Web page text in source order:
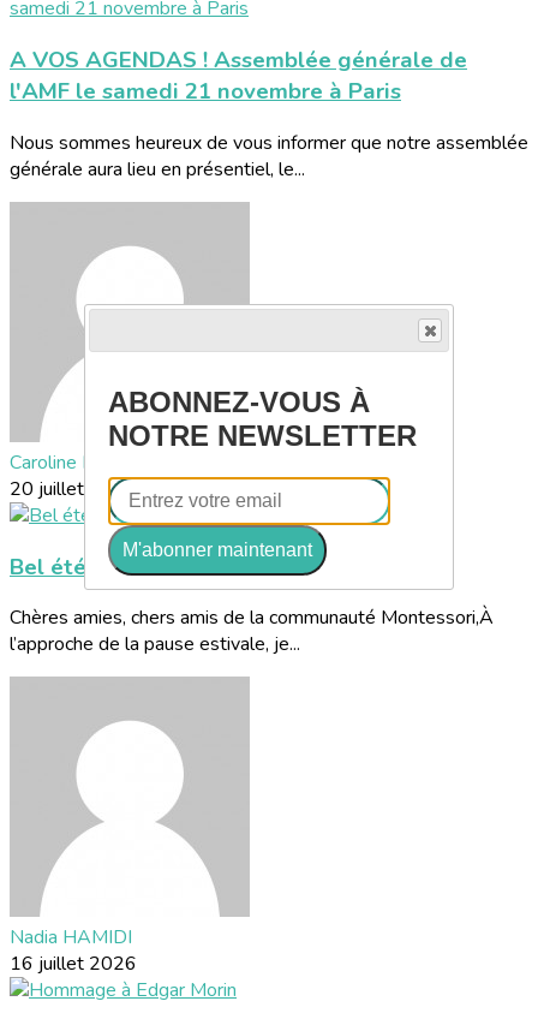
A VOS AGENDAS ! Assemblée générale de
l'AMF le samedi 21 novembre à Paris
Nous sommes heureux de vous informer que notre assemblée
générale aura lieu en présentiel, le...
Caroline DALL'O
20 juillet 2026
Bel été à tous !
Chères amies, chers amis de la communauté Montessori,À
l’approche de la pause estivale, je...
Nadia HAMIDI
16 juillet 2026
ABONNEZ-VOUS À
NOTRE NEWSLETTER
M'abonner maintenant